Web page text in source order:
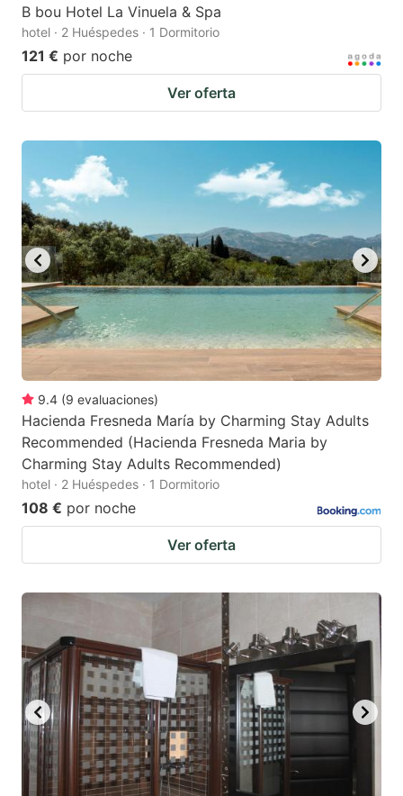
B bou Hotel La Vinuela & Spa
hotel · 2 Huéspedes · 1 Dormitorio
121 € por noche
Ver oferta
9.4 (9 evaluaciones)
Hacienda Fresneda María by Charming Stay Adults
Recommended (Hacienda Fresneda Maria by
Charming Stay Adults Recommended)
hotel · 2 Huéspedes · 1 Dormitorio
108 € por noche
Ver oferta